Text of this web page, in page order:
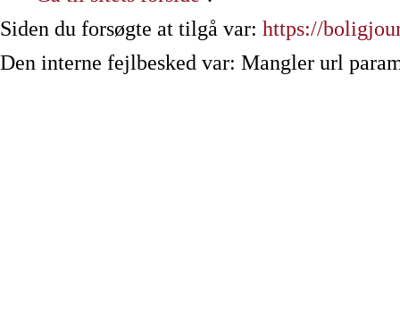
Siden du forsøgte at tilgå var: https://
Den interne fejlbesked var: Mangler url